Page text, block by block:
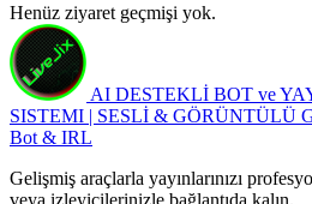
Henüz ziyaret geçmişi yok.
AI DESTEKLİ BOT ve
SISTEMI | SESLİ & GÖRÜNTÜLÜ
Bot & IRL
Gelişmiş araçlarla yayınlarınızı
veya izleyicilerinizle bağlantıda kalın.